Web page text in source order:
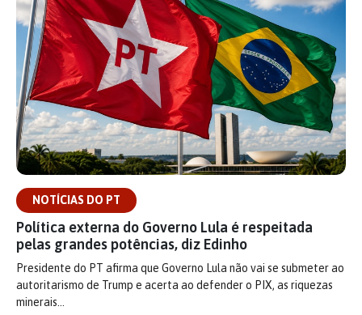
NOTÍCIAS DO PT
Política externa do Governo Lula é respeitada
pelas grandes potências, diz Edinho
Presidente do PT afirma que Governo Lula não vai se submeter ao
autoritarismo de Trump e acerta ao defender o PIX, as riquezas
minerais…